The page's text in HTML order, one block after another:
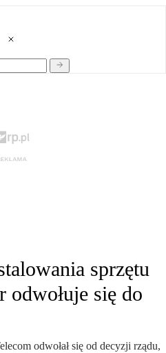
sprzętu
odwołuje się do
odwołał się od decyzji rządu,